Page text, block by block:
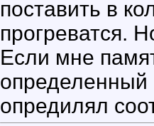
поставить в
прогреватся.
Если мне
опредилял